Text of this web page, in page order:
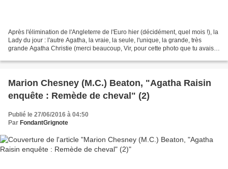
Après l'élimination de l'Angleterre de l'Euro hier (décidément, quel mois !), la
Lady du jour : l'autre Agatha, la vraie, la seule, l'unique, la grande, très
grande Agatha Christie (merci beaucoup, Vir, pour cette photo que tu avais
Marion Chesney (M.C.) Beaton, "Agatha Raisin
enquête : Remède de cheval" (2)
Publié le 27/06/2016 à 04:50
Par FondantGrignote